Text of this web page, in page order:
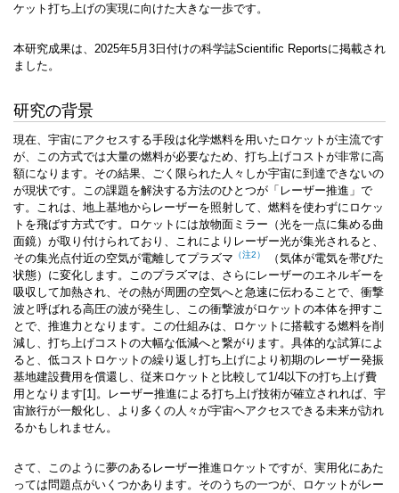
ケット打ち上げの実現に向けた大きな一歩です。
本研究成果は、2025年5月3日付けの科学誌Scientific Reportsに掲載され
ました。
研究の背景
現在、宇宙にアクセスする手段は化学燃料を用いたロケットが主流です
が、この方式では大量の燃料が必要なため、打ち上げコストが非常に高
額になります。その結果、ごく限られた人々しか宇宙に到達できないの
が現状です。この課題を解決する方法のひとつが「レーザー推進」で
す。これは、地上基地からレーザーを照射して、燃料を使わずにロケッ
トを飛ばす方式です。ロケットには放物面ミラー（光を一点に集める曲
面鏡）が取り付けられており、これによりレーザー光が集光されると、
その集光点付近の空気が電離してプラズマ （注2）
（気体が電気を帯びた
状態）に変化します。このプラズマは、さらにレーザーのエネルギーを
吸収して加熱され、その熱が周囲の空気へと急速に伝わることで、衝撃
波と呼ばれる高圧の波が発生し、この衝撃波がロケットの本体を押すこ
とで、推進力となります。この仕組みは、ロケットに搭載する燃料を削
減し、打ち上げコストの大幅な低減へと繋がります。具体的な試算によ
ると、低コストロケットの繰り返し打ち上げにより初期のレーザー発振
基地建設費用を償還し、従来ロケットと比較して1/4以下の打ち上げ費
用となります[1]。レーザー推進による打ち上げ技術が確立されれば、宇
宙旅行が一般化し、より多くの人々が宇宙へアクセスできる未来が訪れ
るかもしれません。
さて、このように夢のあるレーザー推進ロケットですが、実用化にあた
っては問題点がいくつかあります。そのうちの一つが、ロケットがレー